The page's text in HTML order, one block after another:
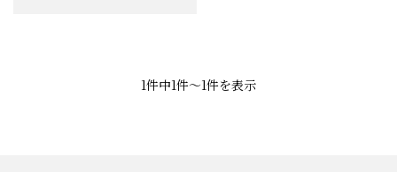
1件中1件〜1件を表示